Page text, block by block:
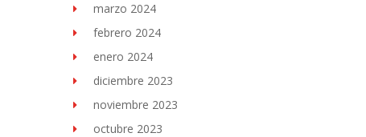
marzo 2024
febrero 2024
enero 2024
diciembre 2023
noviembre 2023
octubre 2023